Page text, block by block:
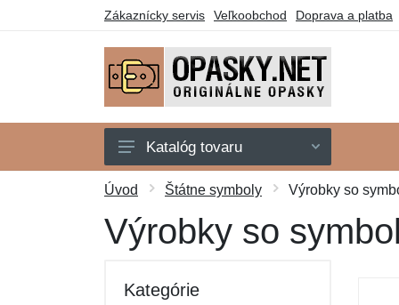
Zákaznícky servis Veľkoobchod Doprava a platba
Štátne symboly
Motorkári
Poľovníci
Polícia
Katalóg tovaru
Úvod Štátne symboly Výrobky so
Výrobky so
Kategórie